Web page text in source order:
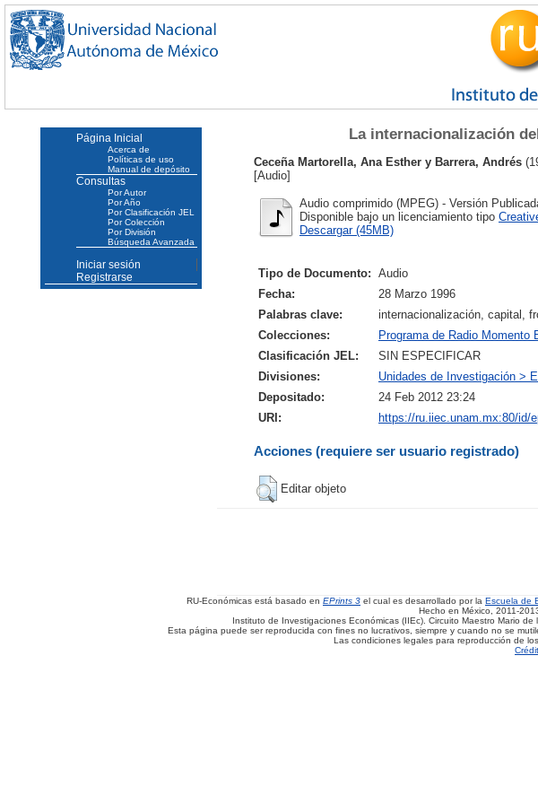
La internacionalización
Ceceña Martorella, Ana Esther y Barrera, Andrés
[Audio]
Audio comprimido (MPEG) - Versión
Disponible bajo un licenciamiento tipo
Descargar (45MB)
Tipo de Documento: Audio
Fecha:
28 Marzo 1996
Palabras clave:
internacionalización, capital,
Colecciones:
Programa de Radio Momento
Clasificación JEL:
SIN ESPECIFICAR
Divisiones:
Unidades de Investigación >
Depositado:
24 Feb 2012 23:24
URI:
https://ru.iiec.unam.mx:80/id/
Acciones (requiere ser usuario registrado)
Editar objeto
Página Inicial
Acerca de
Políticas de uso
Manual de depósito
Consultas
Por Autor
Por Año
Por Clasificación JEL
Por Colección
Por División
Búsqueda Avanzada
Iniciar sesión
Registrarse
RU-Económicas está basado en EPrints 3 el cual es desarrollado por la Escuela de
Hecho en México, 2011-
Instituto de Investigaciones Económicas (IIEc). Circuito Maestro Mario
Esta página puede ser reproducida con fines no lucrativos, siempre y cuando no se
Las condiciones legales para reproducción de